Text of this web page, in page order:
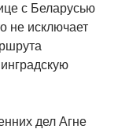
с Беларусью
не исключает
дел Агне